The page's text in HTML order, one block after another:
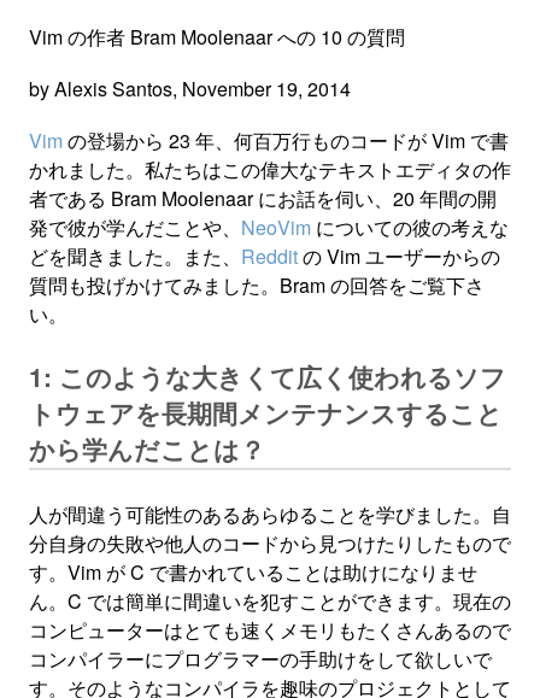
Vim の作者 Bram Moolenaar への 10 の質問
by Alexis Santos, November 19, 2014
Vimの登場から 23 年、何百万行ものコードが Vim で書
かれました。私たちはこの偉大なテキストエディタの作
者である Bram Moolenaar にお話を伺い、20 年間の開
発で彼が学んだことや、 NeoVim についての彼の考えな
どを聞きました。また、 Redditの Vim ユーザーからの
質問も投げかけてみました。Bram の回答をご覧下さ
い。
1: このような大きくて広く使われるソフ
トウェアを長期間メンテナンスすること
から学んだことは？
人が間違う可能性のあるあらゆることを学びました。自
分自身の失敗や他人のコードから見つけたりしたもので
す。Vim が C で書かれていることは助けになりませ
ん。C では簡単に間違いを犯すことができます。現在の
コンピューターはとても速くメモリもたくさんあるので
コンパイラーにプログラマーの手助けをして欲しいで
す。そのようなコンパイラを趣味のプロジェクトとして